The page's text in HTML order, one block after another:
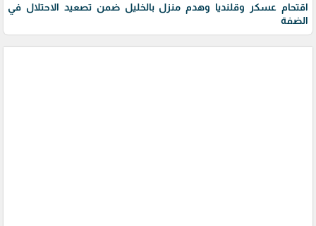
اقتحام عسكر وقلنديا وهدم منزل بالخليل ضمن تصعيد الاحتلال في
الضفة